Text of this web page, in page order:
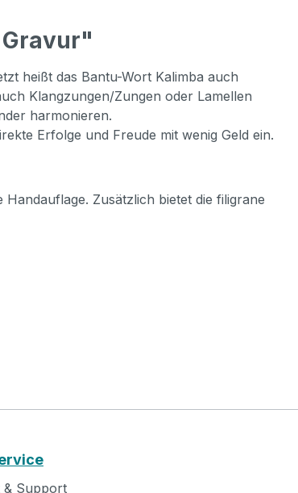
heißt das Bantu-Wort Kalimba auch
Klangzungen/Zungen oder Lamellen
harmonieren.
Erfolge und Freude mit wenig Geld ein.
Zusätzlich bietet die filigrane
& Support